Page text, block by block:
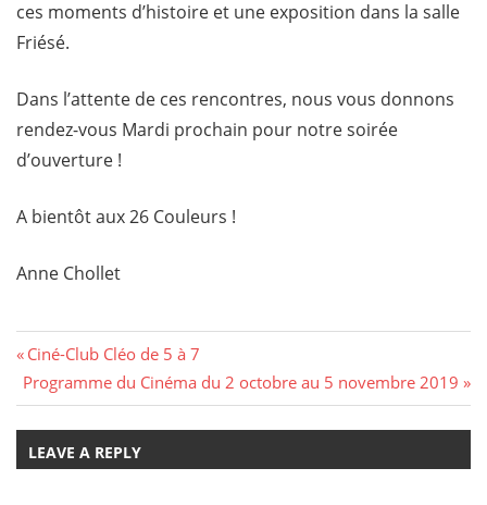
ces moments d’histoire et une exposition dans la salle
Friésé.
Dans l’attente de ces rencontres, nous vous donnons
rendez-vous Mardi prochain pour notre soirée
d’ouverture !
A bientôt aux 26 Couleurs !
Anne Chollet
Navigation
de
l’article
Previous
Post:
Ciné-Club Cléo de 5 à 7
Next
Post:
Programme du Cinéma du 2 octobre au 5 novembre 2019
LEAVE A REPLY